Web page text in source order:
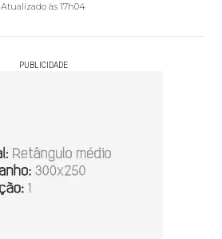
Atualizado às 17h04
PUBLICIDADE